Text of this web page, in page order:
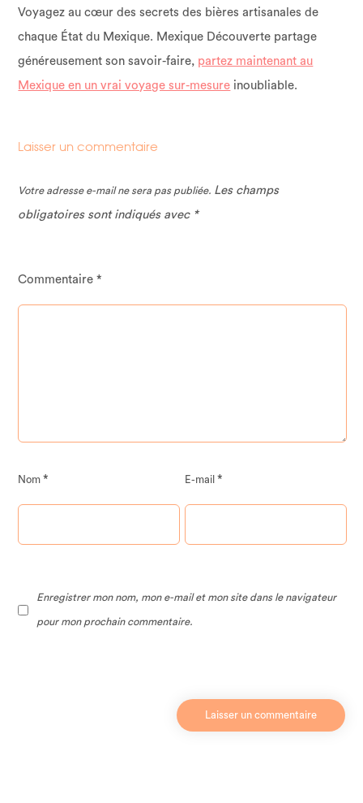
Voyagez au cœur des secrets des bières artisanales de
chaque État du Mexique. Mexique Découverte partage
généreusement son savoir-faire, partez maintenant au
Mexique en un vrai voyage sur-mesure inoubliable.
Laisser un commentaire
Votre adresse e-mail ne sera pas publiée. Les champs
obligatoires sont indiqués avec *
Commentaire*
Nom* E-mail*
Enregistrer mon nom, mon e-mail et mon site dans le navigateur
pour mon prochain commentaire.